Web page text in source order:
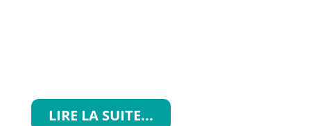
LIRE LA SUITE...